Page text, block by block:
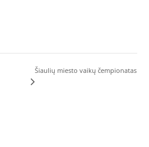
Šiaulių miesto vaikų čempionatas